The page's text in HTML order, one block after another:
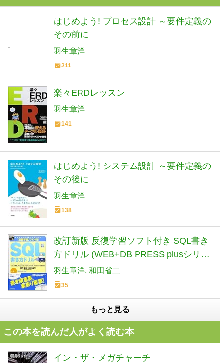
はじめよう! プロセス設計 ～要件定義の
その前に
羽生章洋
211
楽々ERDレッスン
羽生章洋
141
はじめよう! システム設計 ～要件定義の
その後に
羽生章洋
138
改訂新版 反復学習ソフト付き SQL書き
方ドリル (WEB+DB PRESS plusシリー
ズ)
羽生章洋 和田省二
35
もっと見る
この本を読んだ人がよく読む本
イン・ザ・メガチャーチ